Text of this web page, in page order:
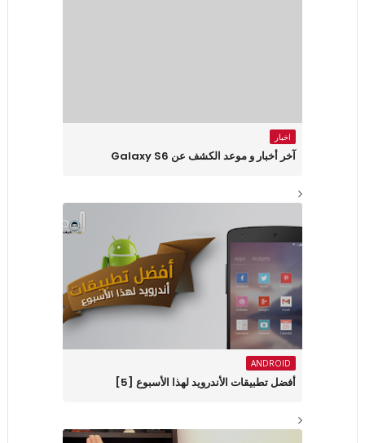
اخبار
آخر أخبار و موعد الكشف عن Galaxy S6
ANDROID
أفضل تطبيقات الأندرويد لهذا الأسبوع ‏[5]